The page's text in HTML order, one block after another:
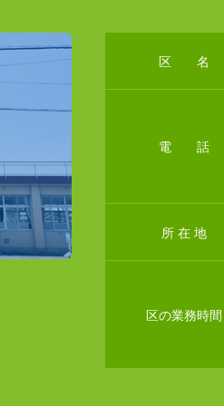
区 名
電 話
所 在 地
区の業務時間